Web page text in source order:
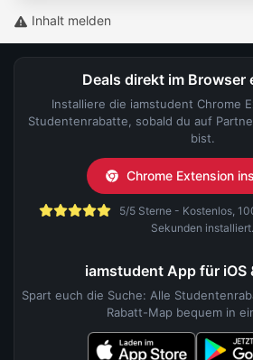
Inhalt melden
Deals direkt im Browser
Installiere die iamstudent Chrome
Studentenrabatte, sobald du auf
bist.
Chrome Extension
5/5 Sterne - Kostenlos,
Sekunden installiert.
iamstudent App für iOS
Spart euch die Suche: Alle
Rabatt-Map bequem in